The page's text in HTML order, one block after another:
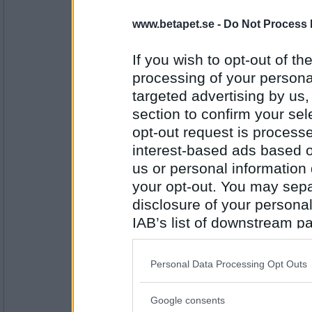
www.betapet.se - Do Not Process
If you wish to opt-out of
processing of your
targeted advertising by
section to confirm your
opt-out request is
interest-based ads based
us or personal
your opt-out. You may
disclosure of your
IAB’s list of downstream
also be disclosed by us
Downstream Participants
Please note that this
Personal Data Processing Opt Outs
Google consents
Antal inlägg:
22535
Då får det vara!
Antal inlägg:
5826
får det vara en ljummen öl?
blev lite oklart